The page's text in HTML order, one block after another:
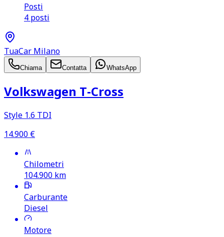
Posti
4 posti
TuaCar Milano
Chiama Contatta WhatsApp
Volkswagen T‑Cross
Style 1.6 TDI
14.900 €
Chilometri
104.900 km
Carburante
Diesel
Motore